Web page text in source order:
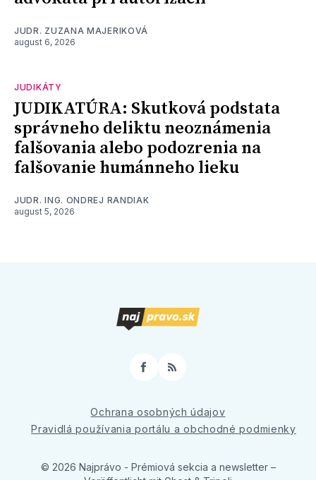
JUDR. ZUZANA MAJERIKOVÁ
august 6, 2026
JUDIKÁTY
JUDIKATÚRA: Skutková podstata
správneho deliktu neoznámenia
falšovania alebo podozrenia na
falšovanie humánneho lieku
JUDR. ING. ONDREJ RANDIAK
august 5, 2026
Facebook
RSS
Ochrana osobných údajov
Pravidlá používania portálu a obchodné podmienky
© 2026 Najprávo - Prémiová sekcia a newsletter –